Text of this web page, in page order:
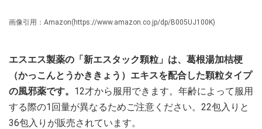
画像引用：Amazon(https://www.amazon.co.jp/dp/B005UJ100K)
エスエス製薬の「新エスタック顆粒」は、葛根湯加桔梗
（かっこんとうかききょう）エキスを配合した顆粒タイプ
の風邪薬です。 12才から服用できます。年齢によって服用
する際の1回量が異なるためご注意ください。22包入りと
36包入りが販売されています。